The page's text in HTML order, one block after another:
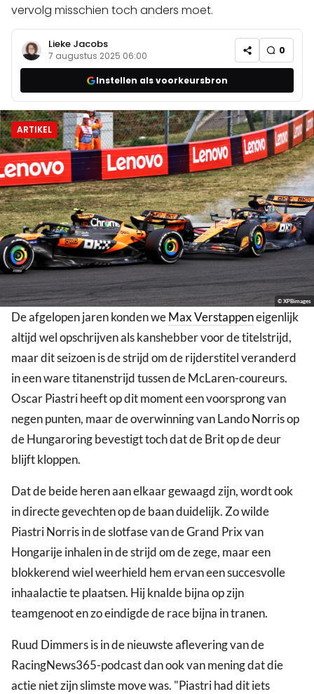
vervolg misschien toch anders moet.
Lieke Jacobs
7 augustus 2025 06:00 0
Instellen als voorkeursbron
ARTIKEL
© XPBimages
De afgelopen jaren konden weMax Verstappeneigenlijk
altijd wel opschrijven als kanshebber voor de titelstrijd,
maar dit seizoen is de strijd om de rijderstitel veranderd
in een ware titanenstrijd tussen de McLaren-coureurs.
Oscar Piastri heeft op dit moment een voorsprong van
negen punten, maar de overwinning van Lando Norris op
de Hungaroring bevestigt toch dat de Brit op de deur
blijft kloppen.
Dat de beide heren aan elkaar gewaagd zijn, wordt ook
in directe gevechten op de baan duidelijk. Zo wilde
Piastri Norris in de slotfase van de Grand Prix van
Hongarije inhalen in de strijd om de zege, maar een
blokkerend wiel weerhield hem ervan een succesvolle
inhaalactie te plaatsen. Hij knalde bijna op zijn
teamgenoot en zo eindigde de race bijna in tranen.
Ruud Dimmers is in de nieuwste aflevering van de
RacingNews365-podcast dan ook van mening dat die
actie niet zijn slimste move was. "Piastri had dit iets